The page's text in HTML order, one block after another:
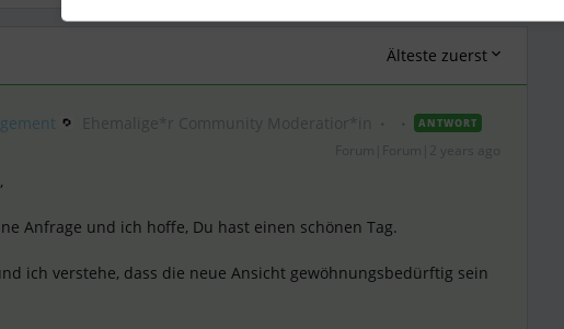
Älteste zuerst
ANTWORT
,
Anfrage und ich hoffe, Du hast einen schönen Tag.
ich verstehe, dass die neue Ansicht gewöhnungsbedürftig sein